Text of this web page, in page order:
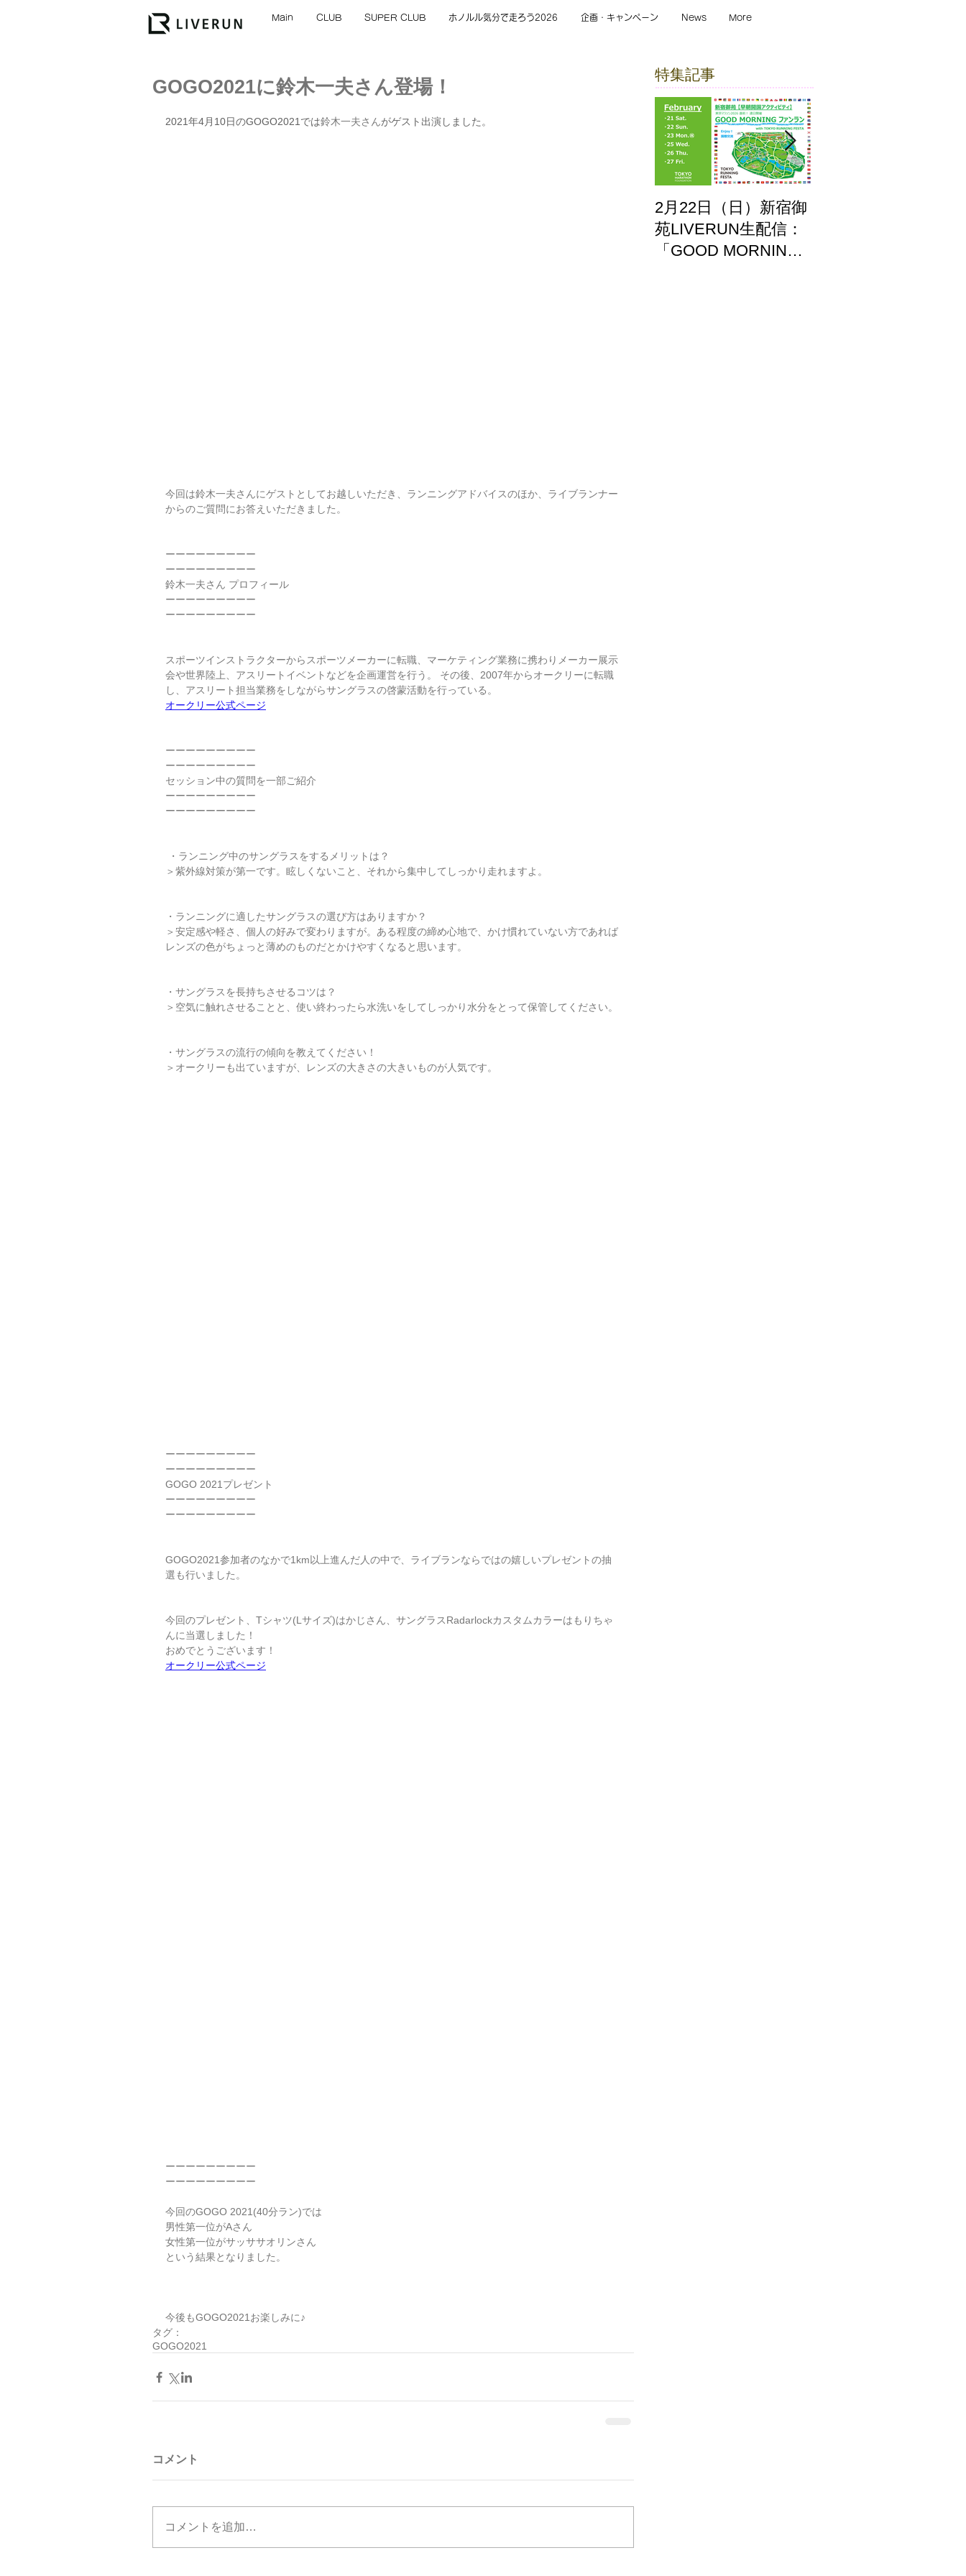
Main CLUB SUPER CLUB ホノルル気分で走ろう2026 企画・キャンペーン News More
GOGO2021に鈴木一夫さん登場！
2021年4月10日のGOGO2021では鈴木一夫さんがゲスト出演しました。
今回は鈴木一夫さんにゲストとしてお越しいただき、ランニングアドバイスのほか、ライブランナー
からのご質問にお答えいただきました。
ーーーーーーーーー
ーーーーーーーーー
鈴木一夫さん プロフィール
ーーーーーーーーー
ーーーーーーーーー
スポーツインストラクターからスポーツメーカーに転職、マーケティング業務に携わりメーカー展示
会や世界陸上、アスリートイベントなどを企画運営を行う。 その後、2007年からオークリーに転職
し、アスリート担当業務をしながらサングラスの啓蒙活動を行っている。
オークリー公式ページ
ーーーーーーーーー
ーーーーーーーーー
セッション中の質問を一部ご紹介
ーーーーーーーーー
ーーーーーーーーー
・ランニング中のサングラスをするメリットは？
＞紫外線対策が第一です。眩しくないこと、それから集中してしっかり走れますよ。
・ランニングに適したサングラスの選び方はありますか？
＞安定感や軽さ、個人の好みで変わりますが。ある程度の締め心地で、かけ慣れていない方であれば
レンズの色がちょっと薄めのものだとかけやすくなると思います。
・サングラスを長持ちさせるコツは？
＞空気に触れさせることと、使い終わったら水洗いをしてしっかり水分をとって保管してください。
・サングラスの流行の傾向を教えてください！
＞オークリーも出ていますが、レンズの大きさの大きいものが人気です。
ーーーーーーーーー
ーーーーーーーーー
GOGO 2021プレゼント
ーーーーーーーーー
ーーーーーーーーー
GOGO2021参加者のなかで1km以上進んだ人の中で、ライブランならではの嬉しいプレゼントの抽
選も行いました。
今回のプレゼント、Tシャツ(Lサイズ)はかじさん、サングラスRadarlockカスタムカラーはもりちゃ
んに当選しました！
おめでとうございます！
オークリー公式ページ
ーーーーーーーーー
ーーーーーーーーー
今回のGOGO 2021(40分ラン)では
男性第一位がAさん
女性第一位がサッササオリンさん
という結果となりました。
今後もGOGO2021お楽しみに♪
タグ：
GOGO2021
コメント
コメントを追加…
特集記事
2月22日（日）新宿御
苑LIVERUN生配信：
「GOOD MORNING